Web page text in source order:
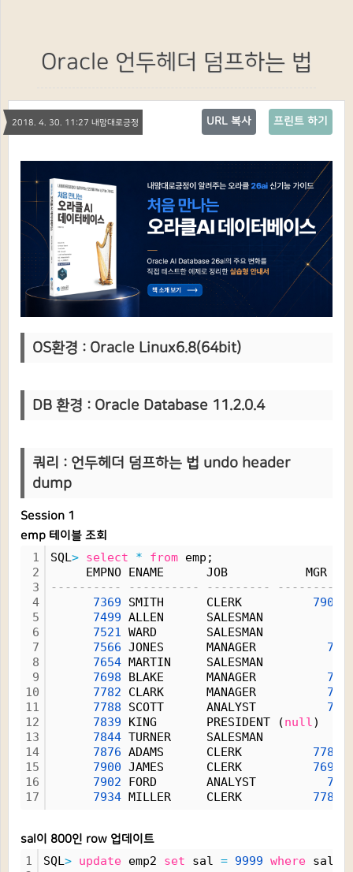
Oracle 언두헤더 덤프하는 법
2018. 4. 30. 11:27 내맘대로긍정 프린트 하기
URL 복사
OS환경 : Oracle Linux6.8(64bit)
DB 환경 : Oracle Database 11.2.0.4
쿼리 : 언두헤더 덤프하는 법 undo header
dump
Session 1
emp 테이블 조회
1
2
3
4
5
6
7
8
9
10
11
12
13
14
15
16
17
SQL> select * from emp;
EMPNO ENAME      JOB           MGR
---------- ---------- ---------
7369 SMITH      CLERK 7902
7499 ALLEN      SALESMAN
7521 WARD       SALESMAN
7566 JONES      MANAGER
7654 MARTIN     SALESMAN
7698 BLAKE      MANAGER
7782 CLARK      MANAGER
7788 SCOTT      ANALYST
7839 KING       PRESIDENT (null
7844 TURNER     SALESMAN
7876 ADAMS      CLERK 7788
7900 JAMES      CLERK 7698
7902 FORD       ANALYST
7934 MILLER     CLERK 7782
sal이 800인 row 업데이트
1
SQL> update emp2 set sal = 9999 where sal